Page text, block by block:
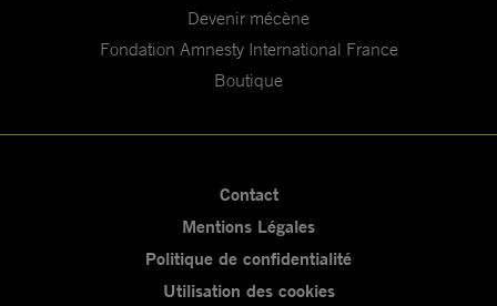
Devenir mécène
Fondation Amnesty International France
Boutique
Contact
Mentions Légales
Politique de confidentialité
Utilisation des cookies